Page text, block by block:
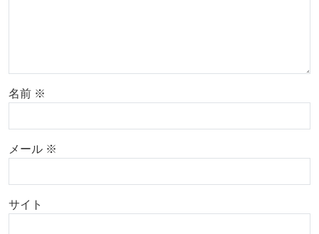
名前 ※
メール ※
サイト